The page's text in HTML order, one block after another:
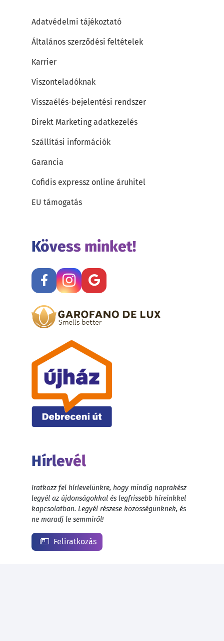
Adatvédelmi tájékoztató
Általános szerződési feltételek
Karrier
Viszonteladóknak
Visszaélés-bejelentési rendszer
Direkt Marketing adatkezelés
Szállítási információk
Garancia
Cofidis expressz online áruhitel
EU támogatás
Kövess minket!
Hírlevél
Iratkozz fel hírlevelünkre, hogy mindig naprakész
legyél az újdonságokkal és legfrissebb híreinkkel
kapcsolatban. Legyél részese közösségünknek, és
ne maradj le semmiről!
Feliratkozás